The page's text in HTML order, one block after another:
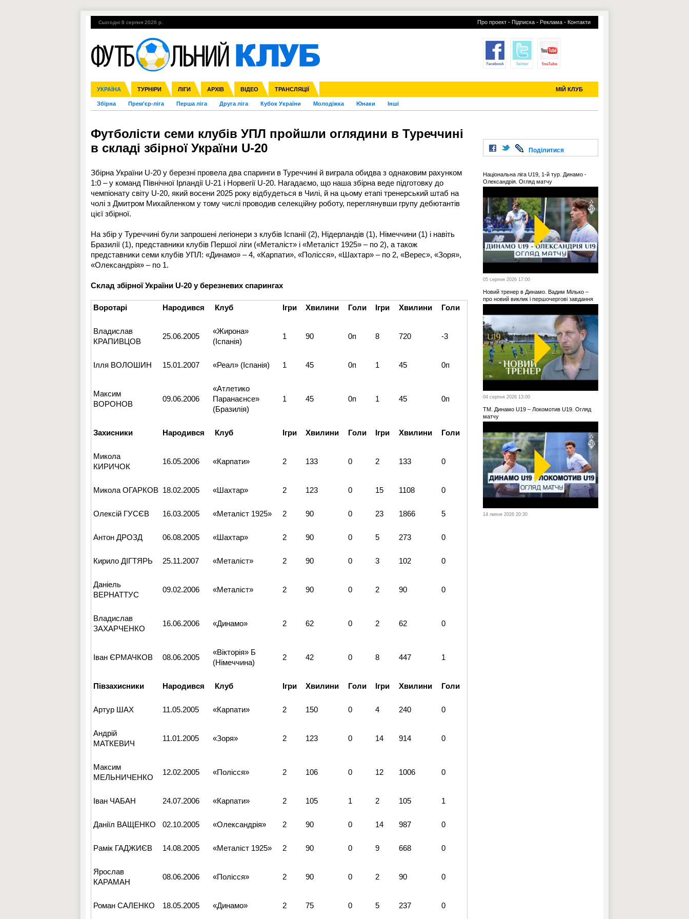
Сьогодні 8 серпня 2026 р. Про проект - Підписка - Реклама - Контакти
УКРАЇНА ТУРНІРИ ЛІГИ АРХІВ ВІДЕО ТРАНСЛЯЦІЇ МІЙ КЛУБ
Збірна Прем'єр-ліга Перша ліга Друга ліга Кубок України Молодіжка Юнаки Інші
Ліга чемпіонів Ліга Європи Міжнародні Ліга націй Ліга конференцій
Англія Іспанія Італія Німеччина Франція Інші
ЧС-2014 ЄВРО-2016 Росія Кубок конфедерацій ЧЄ-2015 (U-21)
Гарячі теми УПЛ, 2-й тур ВІЙНА УПЛ-ПЕРЕХОДИ УСІ ТРАНСФЕРИ
Футболісти семи клубів УПЛ пройшли оглядини в Туреччині
в складі збірної України U-20
Збірна України U-20 у березні провела два спаринги в Туреччині й виграла обидва з однаковим рахунком
1:0 – у команд Північної Ірландії U-21 і Норвегії U-20. Нагадаємо, що наша збірна веде підготовку до
чемпіонату світу U-20, який восени 2025 року відбудеться в Чилі, й на цьому етапі тренерський штаб на
чолі з Дмитром Михайленком у тому числі проводив селекційну роботу, переглянувши групу дебютантів
цієї збірної.
На збір у Туреччині були запрошені легіонери з клубів Іспанії (2), Нідерландів (1), Німеччини (1) і навіть
Бразилії (1), представники клубів Першої ліги («Металіст» і «Металіст 1925» – по 2), а також
представники семи клубів УПЛ: «Динамо» – 4, «Карпати», «Полісся», «Шахтар» – по 2, «Верес», «Зоря»,
«Олександрія» – по 1.
Склад збірної України U-20 у березневих спарингах
Воротарі Народився Клуб Ігри Хвилини Голи Ігри Хвилини Голи
Владислав
КРАПИВЦОВ
25.06.2005
«Жирона»
(Іспанія)
1 90 0п 8 720 -3
Ілля ВОЛОШИН 15.01.2007 «Реал» (Іспанія) 1 45 0п 1 45 0п
Максим
ВОРОНОВ
09.06.2006
«Атлетико
Паранаєнсе»
(Бразилія)
1 45 0п 1 45 0п
Захисники Народився Клуб Ігри Хвилини Голи Ігри Хвилини Голи
Микола
КИРИЧОК
16.05.2006 «Карпати» 2 133 0 2 133 0
Микола ОГАРКОВ 18.02.2005 «Шахтар» 2 123 0 15 1108 0
Олексій ГУСЄВ 16.03.2005 «Металіст 1925» 2 90 0 23 1866 5
Антон ДРОЗД 06.08.2005 «Шахтар» 2 90 0 5 273 0
Кирило ДІГТЯРЬ 25.11.2007 «Металіст» 2 90 0 3 102 0
Даніель
ВЕРНАТТУС
09.02.2006 «Металіст» 2 90 0 2 90 0
Владислав
ЗАХАРЧЕНКО
16.06.2006 «Динамо» 2 62 0 2 62 0
Іван ЄРМАЧКОВ 08.06.2005
«Вікторія» Б
(Німеччина)
2 42 0 8 447 1
Півзахисники Народився Клуб Ігри Хвилини Голи Ігри Хвилини Голи
Артур ШАХ 11.05.2005 «Карпати» 2 150 0 4 240 0
Андрій
МАТКЕВИЧ
11.01.2005 «Зоря» 2 123 0 14 914 0
Максим
МЕЛЬНИЧЕНКО
12.02.2005 «Полісся» 2 106 0 12 1006 0
Іван ЧАБАН 24.07.2006 «Карпати» 2 105 1 2 105 1
Даніїл ВАЩЕНКО 02.10.2005 «Олександрія» 2 90 0 14 987 0
Рамік ГАДЖИЄВ 14.08.2005 «Металіст 1925» 2 90 0 9 668 0
Ярослав
КАРАМАН
08.06.2006 «Полісся» 2 90 0 2 90 0
Роман САЛЕНКО 18.05.2005 «Динамо» 2 75 0 5 237 0
Поділитися
Національна ліга U19, 1-й тур. Динамо -
Олександрія. Огляд матчу
05 серпня 2026 17:00
Новий тренер в Динамо. Вадим Мілько –
про новий виклик і першочергові завдання
04 серпня 2026 13:00
ТМ. Динамо U19 – Локомотив U19. Огляд
матчу
14 липня 2026 20:30